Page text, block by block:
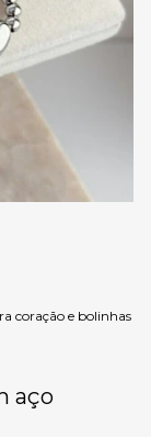
coração e bolinhas
aço